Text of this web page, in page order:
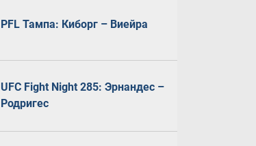
PFL Тампа: Киборг – Виейра
UFC Fight Night 285: Эрнандес –
Родригес